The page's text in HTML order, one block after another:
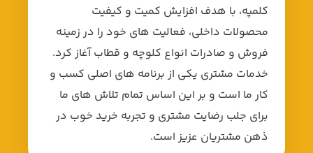
کلمپه، با هدف افزایش کمیت و کیفیت
محصولات داخلی، فعالیت های خود را در زمینه
فروش و صادرات انواع کلوچه و قطاب آغاز کرد.
خدمات مشتری یکی از برنامه های اصلی کسب و
کار ما است و بر این اساس تمام تلاش های ما
برای جلب رضایت مشتری و تجربه خرید خوب در
ذهن مشتریان عزیز است.